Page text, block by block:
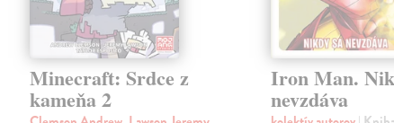
Minecraft: Srdce z
kameňa 2
Iron Man.
nevzdáva